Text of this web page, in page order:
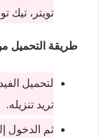
تويتر، تيك
طريقة التحميل
لتحميل
تريد تنزيله.
ثم الدخول